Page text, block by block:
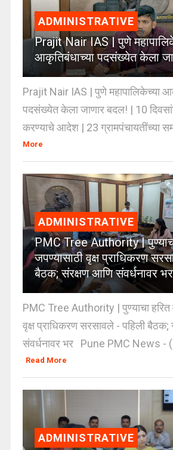
ADMINISTRATIVE
Prajit Nair IAS | पुणे
आकृतिबंधाच्या पदसंख्येत केला
Prajit Nair IAS | पुणे महापालिकेच्या
पदसंख्येत केला जाणार बदल! | 10
करण्याचे आदेश | 23 ग्रामपंचायतींच्या
More
ADMINISTRATIVE
PMC Tree Authority |
जपण्यासाठी वृक्ष प्राधिकरण
बैठक; संरक्षण आणि संवर्धनावर भर
PMC Tree Authority | पुण्याचा हरित
वृक्ष प्राधिकरण सरसावले - पहिली
संवर्धनावर भर Pune PMC News -
Read More
ADMINISTRATIVE